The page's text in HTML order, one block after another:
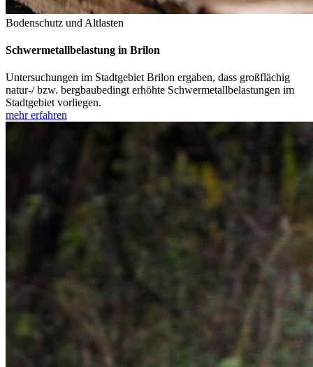
Bodenschutz und Altlasten
Schwermetallbelastung in Brilon
Untersuchungen im Stadtgebiet Brilon ergaben, dass großflächig
natur-/ bzw. bergbaubedingt erhöhte Schwermetallbelastungen im
Stadtgebiet vorliegen.
mehr erfahren